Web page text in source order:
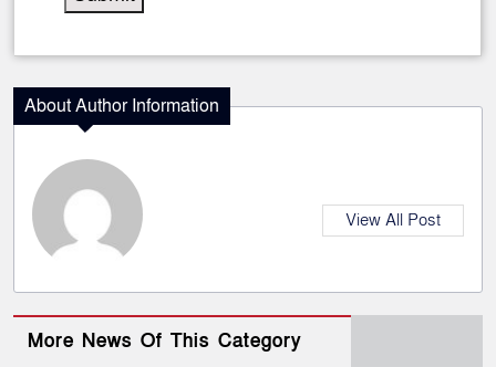
About Author Information
View All Post
More News Of This Category